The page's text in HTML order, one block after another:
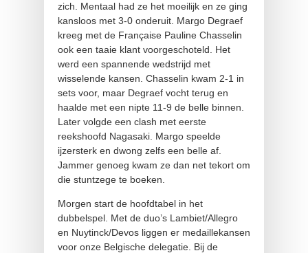
zich. Mentaal had ze het moeilijk en ze ging
kansloos met 3-0 onderuit. Margo Degraef
kreeg met de Française Pauline Chasselin
ook een taaie klant voorgeschoteld. Het
werd een spannende wedstrijd met
wisselende kansen. Chasselin kwam 2-1 in
sets voor, maar Degraef vocht terug en
haalde met een nipte 11-9 de belle binnen.
Later volgde een clash met eerste
reekshoofd Nagasaki. Margo speelde
ijzersterk en dwong zelfs een belle af.
Jammer genoeg kwam ze dan net tekort om
die stuntzege te boeken.
Morgen start de hoofdtabel in het
dubbelspel. Met de duo’s Lambiet/Allegro
en Nuytinck/Devos liggen er medaillekansen
voor onze Belgische delegatie. Bij de